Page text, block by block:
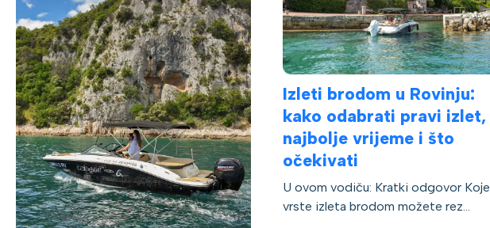
Izleti brodom u Rovinju:
kako odabrati pravi izlet,
najbolje vrijeme i što
očekivati
U ovom vodiču: Kratki odgovor Koje
vrste izleta brodom možete rez...